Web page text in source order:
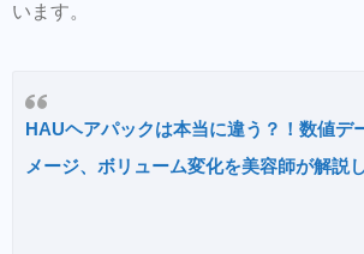
います。
HAUヘアパックは本当に違う？！数値デ
メージ、ボリューム変化を美容師が解説